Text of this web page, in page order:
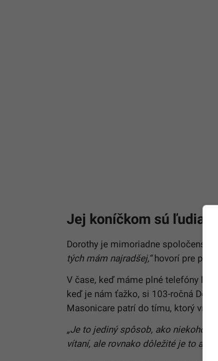
Jej koníčkom sú ľudia
Dorothy je mimoriadne spoločenská
tých mám najradšej,“hovorí pre portál
V čase, keď máme plné telefóny
keď je nám ťažko, si 103-ročná
Masonicare patrí do tímu, ktorý víta
„Je to jediný spôsob, ako niekoho
vítaní, ale rovnako dôležité je to aj